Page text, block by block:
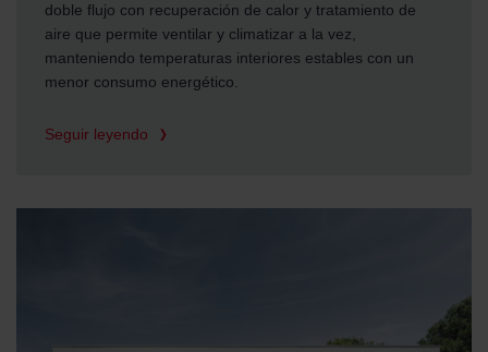
doble flujo con recuperación de calor y tratamiento de
aire que permite ventilar y climatizar a la vez,
manteniendo temperaturas interiores estables con un
menor consumo energético.
Seguir leyendo